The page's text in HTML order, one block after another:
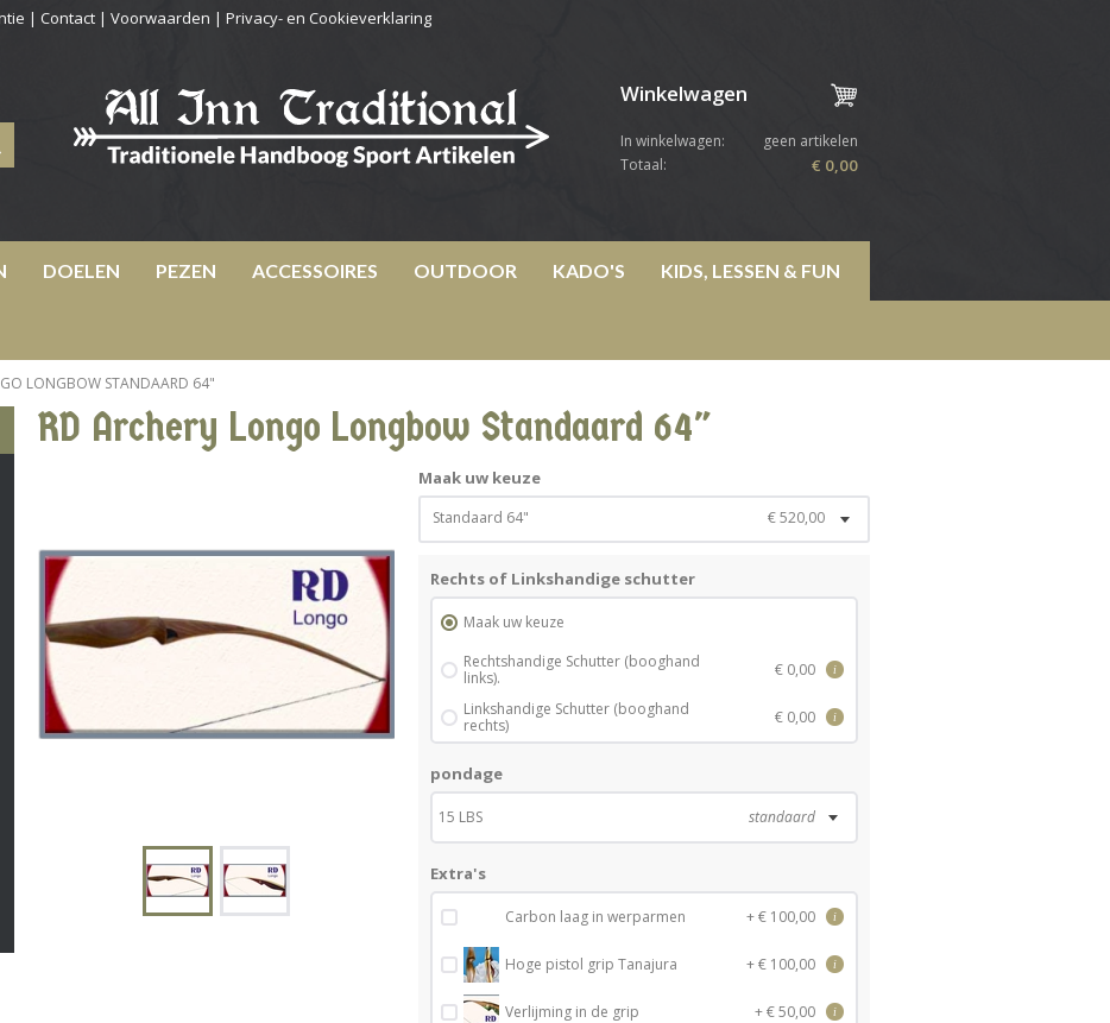
| Contact | Voorwaarden | Privacy- en Cookieverklaring
Winkelwagen
In winkelwagen:
geen artikelen
Totaal:
€ 0,00
DOELEN PEZEN ACCESSOIRES OUTDOOR KADO'S KIDS, LESSEN & FUN
LONGBOW STANDAARD 64"
RD Archery Longo Longbow Standaard 64"
Maak uw keuze
Standaard 64" € 520,00
Rechts of Linkshandige schutter
Maak uw keuze
Rechtshandige Schutter (booghand
links).
€ 0,00 i
Linkshandige Schutter (booghand
rechts)
€ 0,00 i
pondage
15 LBS standaard
Extra's
Carbon laag in werparmen + € 100,00 i
Hoge pistol grip Tanajura + € 100,00 i
Verlijming in de grip + € 50,00 i